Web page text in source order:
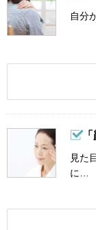
自分
「
見た
に…